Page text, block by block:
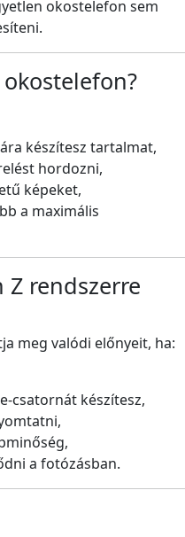
okostelefon sem
készítesz tartalmat,
hordozni,
képeket,
a maximális
rendszerre
meg valódi előnyeit, ha:
csatornát készítesz,
a fotózásban.